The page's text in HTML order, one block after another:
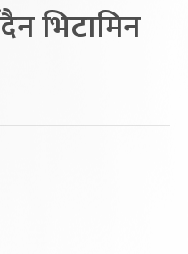
भिटामिन